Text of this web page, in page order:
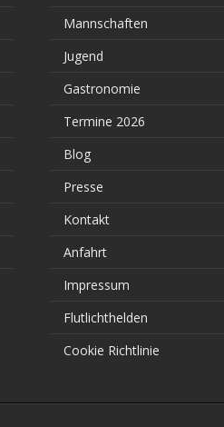
Mannschaften
Jugend
Gastronomie
Termine 2026
Blog
Presse
Kontakt
Anfahrt
Impressum
Flutlichthelden
Cookie Richtlinie